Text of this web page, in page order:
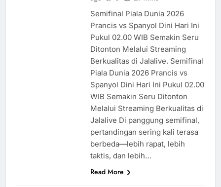
Semifinal Piala Dunia 2026
Prancis vs Spanyol Dini Hari Ini
Pukul 02.00 WIB Semakin Seru
Ditonton Melalui Streaming
Berkualitas di Jalalive. Semifinal
Piala Dunia 2026 Prancis vs
Spanyol Dini Hari Ini Pukul 02.00
WIB Semakin Seru Ditonton
Melalui Streaming Berkualitas di
Jalalive Di panggung semifinal,
pertandingan sering kali terasa
berbeda—lebih rapat, lebih
taktis, dan lebih…
Read More